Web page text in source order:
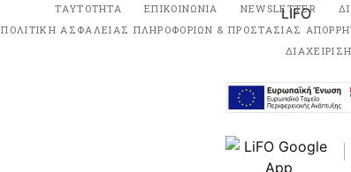
ΤΑΥΤΟΤΗΤΑ ΕΠΙΚΟΙΝΩΝΙΑ NEWSLETTER
ΠΟΛΙΤΙΚΗ ΑΣΦΑΛΕΙΑΣ ΠΛΗΡΟΦΟΡΙΩΝ & ΠΡΟΣΤΑΣΙΑΣ